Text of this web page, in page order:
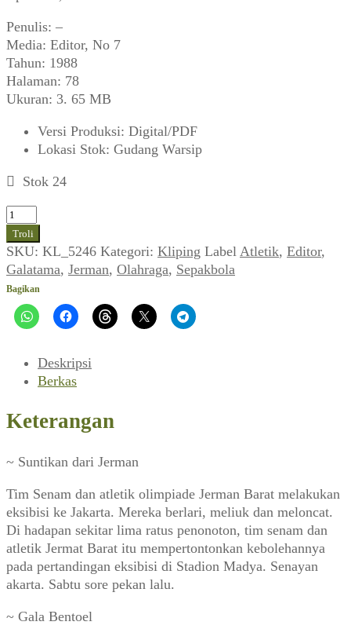
Penulis: –
Media: Editor, No 7
Tahun: 1988
Halaman: 78
Ukuran: 3. 65 MB
Versi Produksi: Digital/PDF
Lokasi Stok: Gudang Warsip
Stok 24
Kuantitas
Galatama:
Seponsor
Bentoel
(Editor,
Oktober
1988)
Troli
SKU: KL_5246 Kategori: Kliping Label Atletik, Editor,
Galatama, Jerman, Olahraga, Sepakbola
Bagikan
Deskripsi
Berkas
Keterangan
~ Suntikan dari Jerman
Tim Senam dan atletik olimpiade Jerman Barat melakukan
eksibisi ke Jakarta. Mereka berlari, meliuk dan meloncat.
Di hadapan sekitar lima ratus penonoton, tim senam dan
atletik Jermat Barat itu mempertontonkan kebolehannya
pada pertandingan eksibisi di Stadion Madya. Senayan
akarta. Sabtu sore pekan lalu.
~ Gala Bentoel